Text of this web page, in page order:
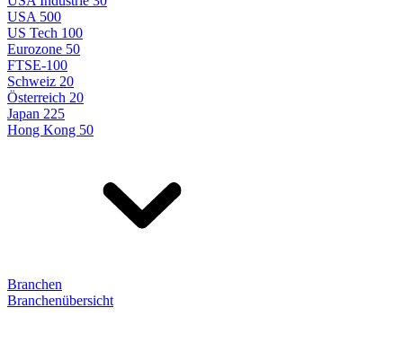
USA 500
US Tech 100
Eurozone 50
FTSE-100
Schweiz 20
Österreich 20
Japan 225
Hong Kong 50
Branchen
Branchenübersicht